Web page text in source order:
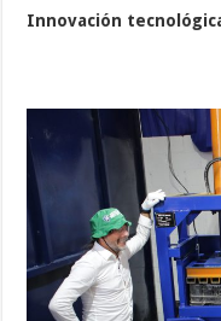
Innovación